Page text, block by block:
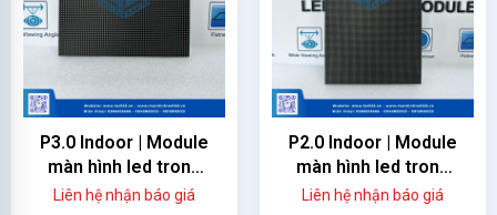
P3.0 Indoor | Module
màn hình led trong
nhà
Liên hệ nhận báo giá
P2.0 Indoor | Module
màn hình led trong
nhà
Liên hệ nhận báo giá